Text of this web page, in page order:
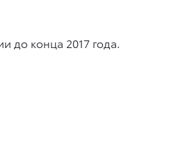
до конца 2017 года.